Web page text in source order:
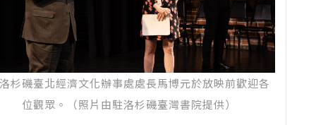
杉磯臺北經濟文化辦事處處長馬博元於放映前歡迎各
位觀眾。（照片由駐洛杉磯臺灣書院提供）